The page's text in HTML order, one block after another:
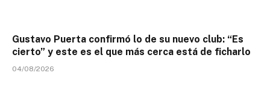
Gustavo Puerta confirmó lo de su nuevo club: “Es
cierto” y este es el que más cerca está de ficharlo
04/08/2026